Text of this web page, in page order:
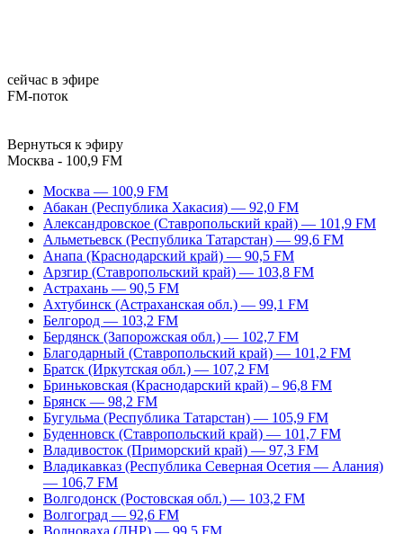
сейчас в эфире
FM-поток
Вернуться к эфиру
Москва - 100,9 FM
Москва — 100,9 FM
Абакан (Республика Хакасия) — 92,0 FM
Александровское (Ставропольский край) — 101,9 FM
Альметьевск (Республика Татарстан) — 99,6 FM
Анапа (Краснодарский край) — 90,5 FM
Арзгир (Ставропольский край) — 103,8 FM
Астрахань — 90,5 FM
Ахтубинск (Астраханская обл.) — 99,1 FM
Белгород — 103,2 FM
Бердянск (Запорожская обл.) — 102,7 FM
Благодарный (Ставропольский край) — 101,2 FM
Братск (Иркутская обл.) — 107,2 FM
Бриньковская (Краснодарский край) – 96,8 FM
Брянск — 98,2 FM
Бугульма (Республика Татарстан) — 105,9 FM
Буденновск (Ставропольский край) — 101,7 FM
Владивосток (Приморский край) — 97,3 FM
Владикавказ (Республика Северная Осетия — Алания)
— 106,7 FM
Волгодонск (Ростовская обл.) — 103,2 FM
Волгоград — 92,6 FM
Волноваха (ДНР) — 99,5 FM